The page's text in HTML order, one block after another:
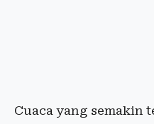
Cuaca yang semakin